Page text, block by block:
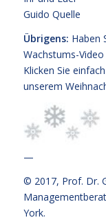
Guido Quelle
Übrigens: Haben
Wachstums-
Klicken Sie einfach
unserem
—
© 2017, Prof. Dr.
York.